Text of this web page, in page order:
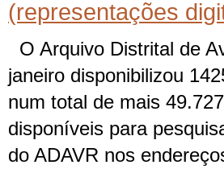
(representações
O Arquivo Distrital de
janeiro disponibilizou
num total de mais
disponíveis para
do ADAVR nos